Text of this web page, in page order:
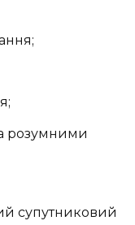
розумними
супутниковий